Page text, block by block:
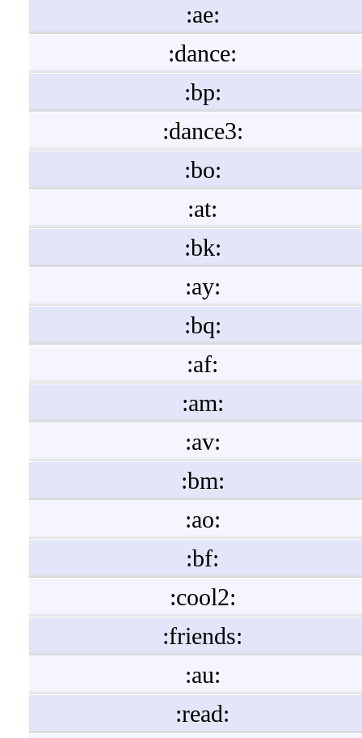
:ae:
:dance:
:bp:
:dance3:
:bo:
:at:
:bk:
:ay:
:bq:
:af:
:am:
:av:
:bm:
:ao:
:bf:
:cool2:
:friends:
:au:
:read: